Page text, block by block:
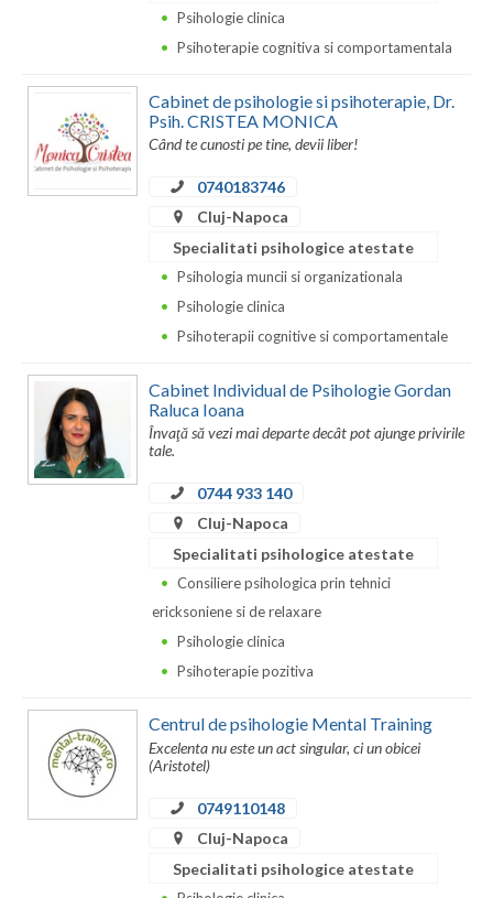
Harghita
Hunedoara
Mures
Neamt
Olt
Suceava
Teleorman
Timis
Psihologie clinica
Psihoterapie cognitiva si comportamentala
Cabinet de psihologie si psihoterapie, Dr.
Psih. CRISTEA MONICA
Când te cunosti pe tine, devii liber!
0740183746
Cluj-Napoca
Specialitati psihologice atestate
Psihologia muncii si organizationala
Psihologie clinica
Psihoterapii cognitive si comportamentale
Cabinet Individual de Psihologie Gordan
Raluca Ioana
Învaţă să vezi mai departe decât pot ajunge privirile
tale.
0744 933 140
Cluj-Napoca
Specialitati psihologice atestate
Consiliere psihologica prin tehnici
ericksoniene si de relaxare
Psihologie clinica
Psihoterapie pozitiva
Centrul de psihologie Mental Training
Excelenta nu este un act singular, ci un obicei
(Aristotel)
0749110148
Cluj-Napoca
Specialitati psihologice atestate